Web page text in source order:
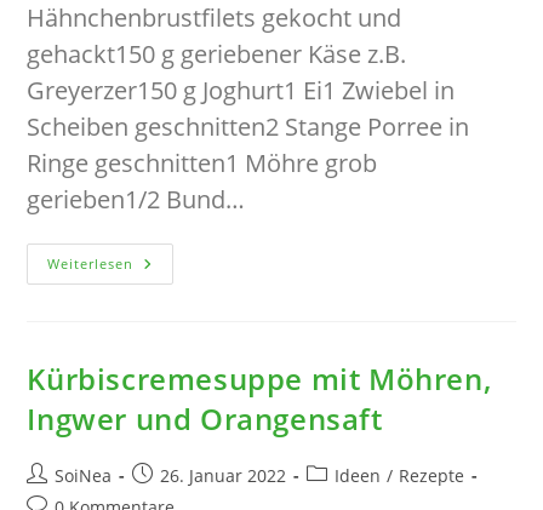
Hähnchenbrustfilets gekocht und
gehackt150 g geriebener Käse z.B.
Greyerzer150 g Joghurt1 Ei1 Zwiebel in
Scheiben geschnitten2 Stange Porree in
Ringe geschnitten1 Möhre grob
gerieben1/2 Bund…
Weiterlesen Blätterteig
Mit
Kotopita)
Kürbiscremesuppe mit Möhren,
Ingwer und Orangensaft
Beitrags-
Autor:
SoiNea
Beitrag
veröffentlicht:
26. Januar 2022
Beitrags-
Ideen / Rezepte